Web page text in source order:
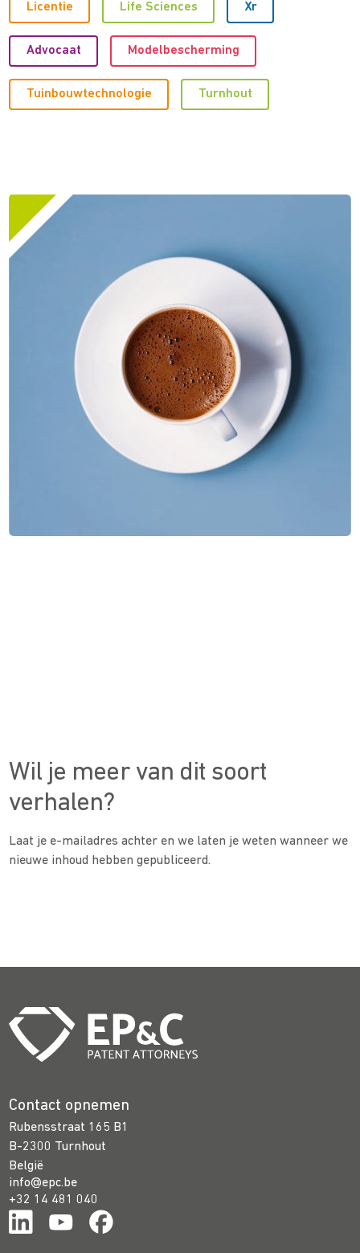
Licentie Life Sciences Xr
Advocaat Modelbescherming
Tuinbouwtechnologie Turnhout
Wil je meer van dit soort
verhalen?
Laat je e-mailadres achter en we laten je weten wanneer we
nieuwe inhoud hebben gepubliceerd.
Contact opnemen
Rubensstraat 165 B1
B-2300 Turnhout
België
info@epc.be
+32 14 481 040